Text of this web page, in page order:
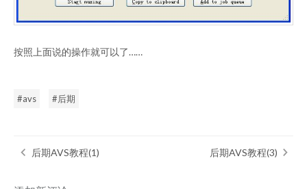
按照上面说的操作就可以了……
avs 后期
后期AVS教程(1) 后期AVS教程(3)